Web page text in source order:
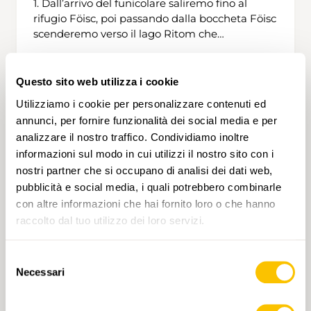
Questo sito web utilizza i cookie
Utilizziamo i cookie per personalizzare contenuti ed
annunci, per fornire funzionalità dei social media e per
analizzare il nostro traffico. Condividiamo inoltre
informazioni sul modo in cui utilizzi il nostro sito con i
nostri partner che si occupano di analisi dei dati web,
pubblicità e social media, i quali potrebbero combinarle
con altre informazioni che hai fornito loro o che hanno
raccolto dal tuo utilizzo dei loro servizi.
delNecessari
1. Dall’arrivo del funicolare saliremo fino al
rifugio Föisc, poi passando dalla boccheta Föisc
scenderemo verso il lago Ritom che
all’ononima capanna dove pernotteremo. 2.
passo delll’Uomo per poi salire verso la Val
Cadlimo da dove arriveremo alla capanna
Cadlimo dove staremo la notte. 3. Dalla
Capanna Cadlimo ridiscenderemo passando
dai vari laghetti: di Dentro, Scuro, laghetti di
Taneda e il lago Tom per arrivare al lago Ritom
e infine alla funicalare per risendere a Piotta
AL COMPLETO